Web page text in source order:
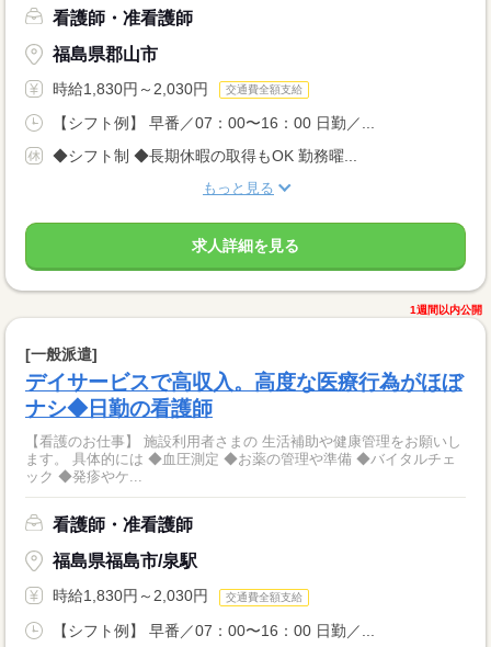
看護師・准看護師
福島県郡山市
時給1,830円～2,030円 交通費全額支給
【シフト例】 早番／07：00〜16：00 日勤／...
◆シフト制 ◆長期休暇の取得もOK 勤務曜...
もっと見る
求人詳細を見る
1週間以内公開
[一般派遣]
デイサービスで高収入。高度な医療行為がほぼ
ナシ◆日勤の看護師
【看護のお仕事】 施設利用者さまの 生活補助や健康管理をお願いし
ます。 具体的には ◆血圧測定 ◆お薬の管理や準備 ◆バイタルチェ
ック ◆発疹やケ...
看護師・准看護師
福島県福島市/泉駅
時給1,830円～2,030円 交通費全額支給
【シフト例】 早番／07：00〜16：00 日勤／...